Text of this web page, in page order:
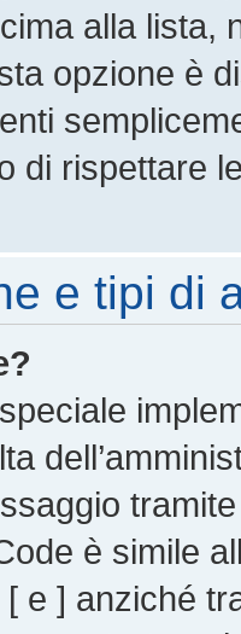
alla lista,
opzione è
di rispettare
e tipi di
è simile
e ] anziché